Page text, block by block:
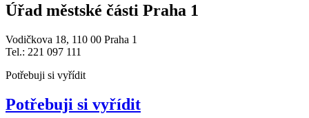
Úřad městské části Praha 1
Vodičkova 18, 110 00 Praha 1
Tel.: 221 097 111
Potřebuji si vyřídit
Potřebuji si vyřídit